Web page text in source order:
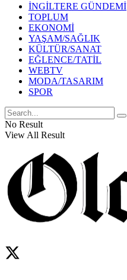
İNGİLTERE GÜNDEMİ
TOPLUM
EKONOMİ
YAŞAM/SAĞLIK
KÜLTÜR/SANAT
EĞLENCE/TATİL
WEBTV
MODA/TASARIM
SPOR
No Result
View All Result